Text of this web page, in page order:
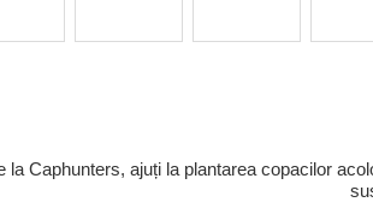
la Caphunters, ajuți la plantarea copacilor